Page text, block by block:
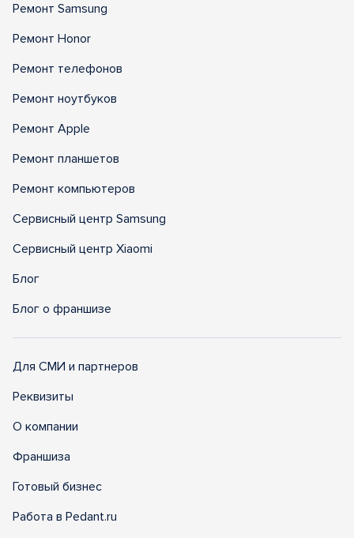
Ремонт Samsung
Ремонт Honor
Ремонт телефонов
Ремонт ноутбуков
Ремонт Apple
Ремонт планшетов
Ремонт компьютеров
Сервисный центр Samsung
Сервисный центр Xiaomi
Блог
Блог о франшизе
Для СМИ и партнеров
Реквизиты
О компании
Франшиза
Готовый бизнес
Работа в Pedant.ru